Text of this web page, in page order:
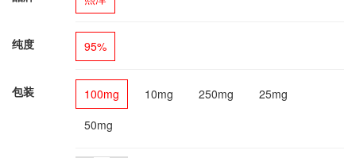
纯度 95%
包装 100mg 10mg 250mg
25mg
50mg